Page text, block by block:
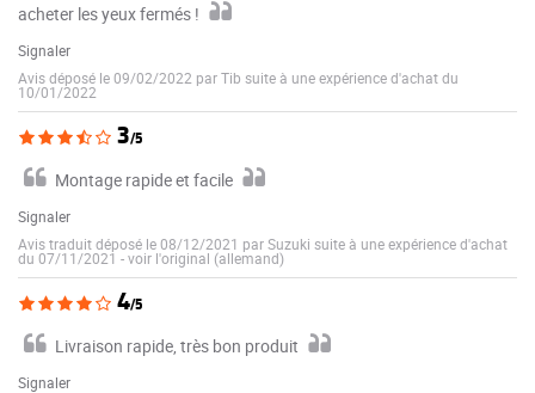
acheter les yeux fermés !
Signaler
Avis déposé le 09/02/2022 par Tib suite à une expérience d'achat du
10/01/2022
3/5
Montage rapide et facile
Signaler
Avis traduit déposé le 08/12/2021 par Suzuki suite à une expérience d'achat
du 07/11/2021 -voir l'original (allemand)
4/5
Livraison rapide, très bon produit
Signaler